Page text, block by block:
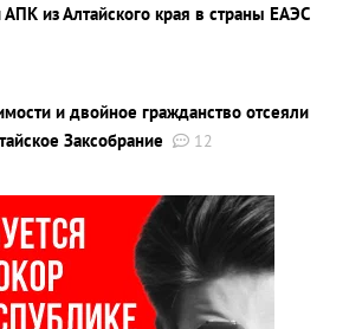
из Алтайского края в страны ЕАЭС
и двойное гражданство отсеяли
Заксобрание
12